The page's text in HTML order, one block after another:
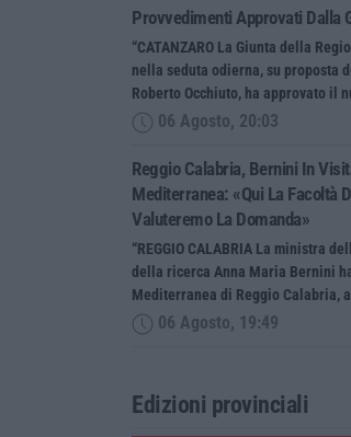
Provvedimenti Approvati Dalla
“CATANZARO La Giunta della
nella seduta odierna, su proposta
Roberto Occhiuto, ha approvato il
06 Agosto, 20:03
Reggio Calabria, Bernini In
Mediterranea: «Qui La Facoltà
Valuteremo La Domanda»
“REGGIO CALABRIA La ministra
della ricerca Anna Maria Bernini
Mediterranea di Reggio Calabria,
06 Agosto, 19:49
Edizioni provinciali